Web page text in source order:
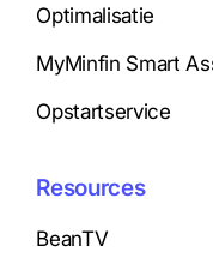
Optimalisatie
MyMinfin Smart
Opstartservice
Resources
BeanTV